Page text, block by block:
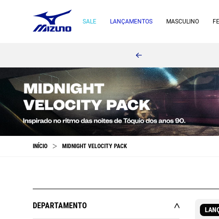
SALE LANÇAMENTOS MASCULINO
MIDNIGHT VELOCITY PACK
DEPARTAMENTO